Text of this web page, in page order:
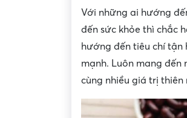
Với những ai hướng
đến sức khỏe thì chắc
hướng đến tiêu chí tận
mạnh. Luôn mang đến
cùng nhiều giá trị thiên